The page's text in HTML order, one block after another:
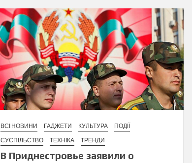
ВСІ НОВИНИ ГАДЖЕТИ КУЛЬТУРА
ПОДІЇ
СУСПІЛЬСТВО
ТЕХНІКА ТРЕНДИ
В Приднестровье заявили о